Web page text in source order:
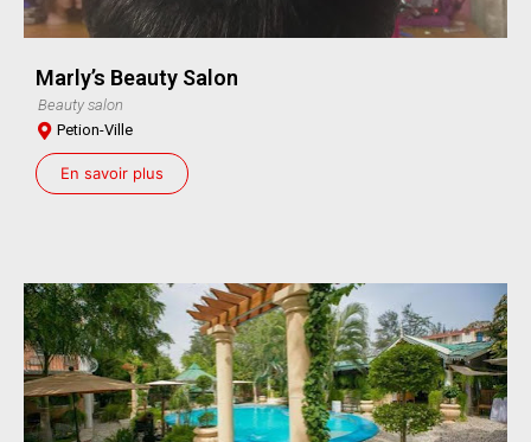
Marly’s Beauty Salon
Beauty salon
Petion-Ville
En savoir plus